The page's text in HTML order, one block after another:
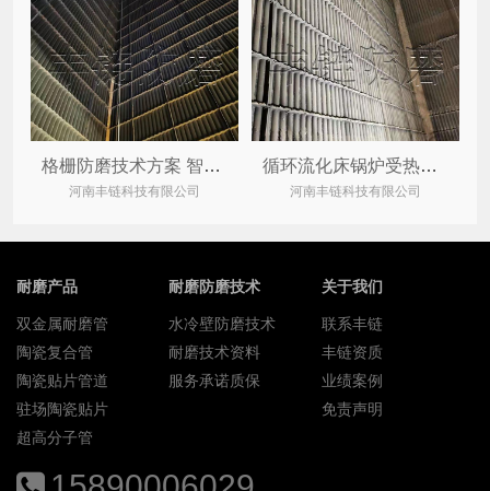
格栅防磨技术方案 智链防磨格栅导流板守正出奇
河南丰链科技有限公司
循环流化床锅炉受热面水冷壁磨损因素及智链防磨技术措施
河南丰链科技有限公司
耐磨产品
双金属耐磨管
陶瓷复合管
陶瓷贴片管道
驻场陶瓷贴片
超高分子管
耐磨防磨技术
水冷壁防磨技术
耐磨技术资料
服务承诺质保
关于我们
联系丰链
丰链资质
业绩案例
免责声明